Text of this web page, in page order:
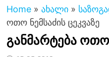
Home » ახალი »
ოთო ნემსაძის ცეკვაზე
განმარტება ოთო